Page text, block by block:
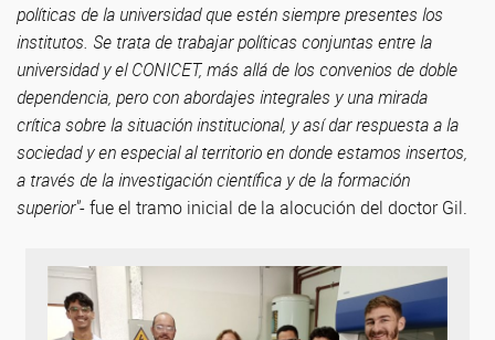
políticas de la universidad que estén siempre presentes los
institutos. Se trata de trabajar políticas conjuntas entre la
universidad y el CONICET, más allá de los convenios de doble
dependencia, pero con abordajes integrales y una mirada
crítica sobre la situación institucional, y así dar respuesta a la
sociedad y en especial al territorio en donde estamos insertos,
a través de la investigación científica y de la formación
superior"- fue el tramo inicial de la alocución del doctor Gil.